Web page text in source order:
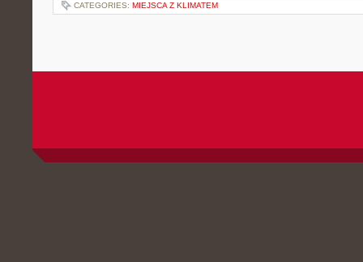
CATEGORIES: MIEJSCA Z KLIMATEM